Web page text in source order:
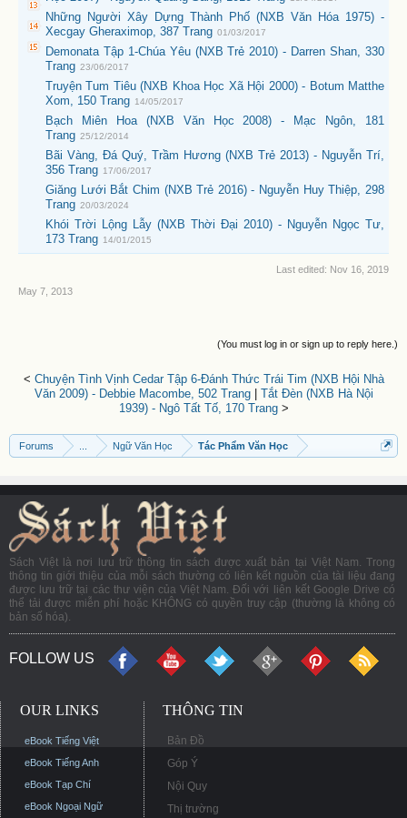
Những Người Xây Dựng Thành Phố (NXB Văn Hóa 1975) -
Xecgay Gheraximop, 387 Trang 01/03/2017
Demonata Tập 1-Chúa Yêu (NXB Trẻ 2010) - Darren Shan, 330
Trang 23/06/2017
Truyện Tum Tiêu (NXB Khoa Học Xã Hội 2000) - Botum Matthe
Xom, 150 Trang 14/05/2017
Bạch Miên Hoa (NXB Văn Học 2008) - Mạc Ngôn, 181
Trang 25/12/2014
Bãi Vàng, Đá Quý, Trầm Hương (NXB Trẻ 2013) - Nguyễn Trí,
356 Trang 17/06/2017
Giăng Lưới Bắt Chim (NXB Trẻ 2016) - Nguyễn Huy Thiệp, 298
Trang 20/03/2024
Khói Trời Lộng Lẫy (NXB Thời Đại 2010) - Nguyễn Ngọc Tư,
173 Trang 14/01/2015
Last edited: Nov 16, 2019
May 7, 2013
(You must log in or sign up to reply here.)
< Chuyện Tình Vịnh Cedar Tập 6-Đánh Thức Trái Tim (NXB Hội Nhà
Văn 2009) - Debbie Macombe, 502 Trang| Tắt Đèn (NXB Hà Nội
1939) - Ngô Tất Tố, 170 Trang>
Forums Ngữ Văn Học Tác Phẩm Văn Học
Sách Việt là nơi lưu trữ thông tin sách được xuất bản tại Việt Nam. Trong
thông tin giới thiệu của mỗi sách thường có liên kết nguồn của tài liệu đang
được lưu trữ tại các thư viện của Việt Nam. Đối với liên kết Google Drive có
thể tải được miễn phí hoặc KHÔNG có quyền truy cập (thường là không có
bản số hóa).
FOLLOW US
OUR LINKS
eBook Tiếng Việt
eBook Tiếng Anh
eBook Tạp Chí
eBook Ngoại Ngữ
THÔNG TIN
Bản Đồ
Góp Ý
Nội Quy
Thị trường